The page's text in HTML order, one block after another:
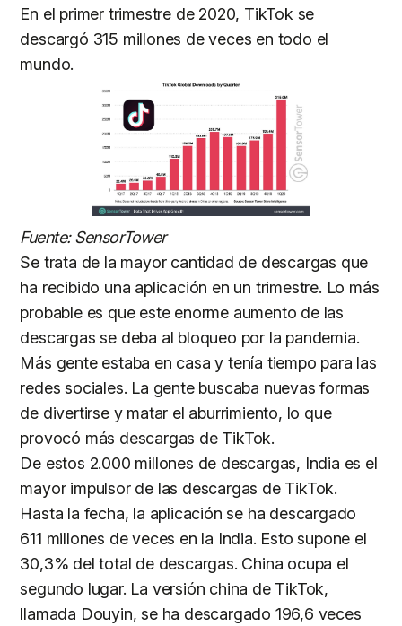
En el primer trimestre de 2020, TikTok se
descargó 315 millones de veces en todo el
mundo.
Fuente: SensorTower
Se trata de la mayor cantidad de descargas que
ha recibido una aplicación en un trimestre. Lo más
probable es que este enorme aumento de las
descargas se deba al bloqueo por la pandemia.
Más gente estaba en casa y tenía tiempo para las
redes sociales. La gente buscaba nuevas formas
de divertirse y matar el aburrimiento, lo que
provocó más descargas de TikTok.
De estos 2.000 millones de descargas, India es el
mayor impulsor de las descargas de TikTok.
Hasta la fecha, la aplicación se ha descargado
611 millones de veces en la India. Esto supone el
30,3% del total de descargas. China ocupa el
segundo lugar. La versión china de TikTok,
llamada Douyin, se ha descargado 196,6 veces